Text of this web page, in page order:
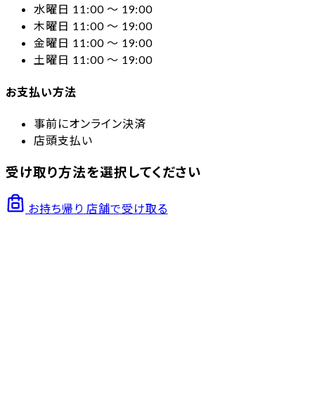
水曜日 11:00 〜 19:00
木曜日 11:00 〜 19:00
金曜日 11:00 〜 19:00
土曜日 11:00 〜 19:00
お支払い方法
事前にオンライン決済
店頭支払い
受け取り方法を選択してください
お持ち帰り 店舗で受け取る